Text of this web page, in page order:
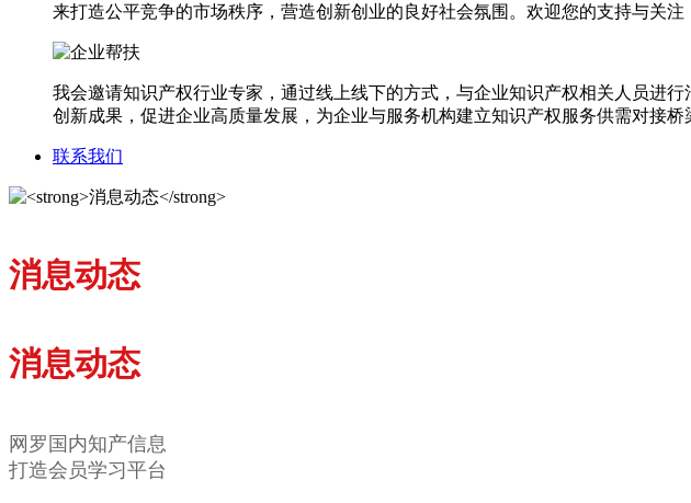
来打造公平竞争的市场秩序，营造创新创业的良好社会氛围。欢迎您的支持与关注
我会邀请知识产权行业专家，通过线上线下的方式，与企业知识产权相关人员进
创新成果，促进企业高质量发展，为企业与服务机构建立知识产权服务供需对接桥
联系我们
消息动态
消息动态
网罗国内知产信息
打造会员学习平台